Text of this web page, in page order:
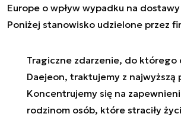
Europe o wpływ wypadku na
Poniżej stanowisko udzielone przez
Tragiczne zdarzenie, do którego
Daejeon, traktujemy z najwyższą
Koncentrujemy się na
rodzinom osób, które straciły